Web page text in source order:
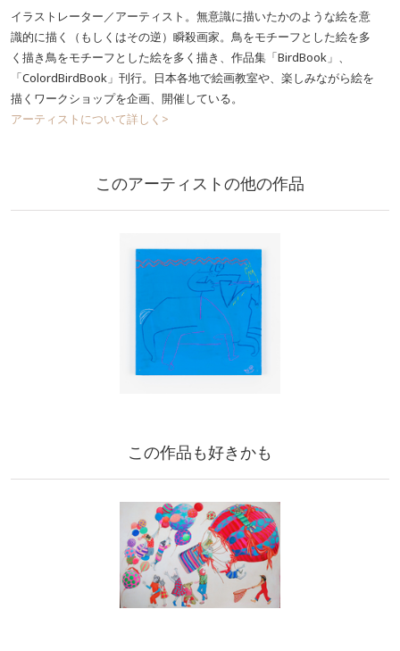
イラストレーター／アーティスト。無意識に描いたかのような絵を意
識的に描く（もしくはその逆）瞬殺画家。鳥をモチーフとした絵を多
く描き鳥をモチーフとした絵を多く描き、作品集「BirdBook」、
「ColordBirdBook」刊行。日本各地で絵画教室や、楽しみながら絵を
描くワークショップを企画、開催している。
アーティストについて詳しく>
このアーティストの他の作品
この作品も好きかも